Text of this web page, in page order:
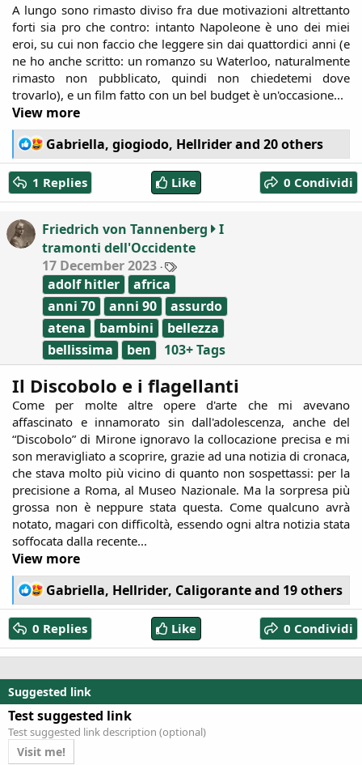
A lungo sono rimasto diviso fra due motivazioni altrettanto
forti sia pro che contro: intanto Napoleone è uno dei miei
eroi, su cui non faccio che leggere sin dai quattordici anni (e
ne ho anche scritto: un romanzo su Waterloo, naturalmente
rimasto non pubblicato, quindi non chiedetemi dove
trovarlo), e un film fatto con un bel budget è un'occasione...​
View more
R
e
a
c
t
o
n
s
:
Gabriella, giogiodo, Hellriderand 20 others
1 Replies Like 0 Condividi
Friedrich von Tannenberg
I
tramonti dell'Occidente
17 December 2023
s
adolf hitler
africa
anni 70
anni 90
assurdo
atena
bambini
bellezza
bellissima
ben 103+ Tags
Il Discobolo e i flagellanti
Come per molte altre opere d'arte che mi avevano
affascinato e innamorato sin dall'adolescenza, anche del
“Discobolo” di Mirone ignoravo la collocazione precisa e mi
son meravigliato a scoprire, grazie ad una notizia di cronaca,
che stava molto più vicino di quanto non sospettassi: per la
precisione a Roma, al Museo Nazionale. Ma la sorpresa più
grossa non è neppure stata questa. Come qualcuno avrà
notato, magari con difficoltà, essendo ogni altra notizia stata
soffocata dalla recente...​
View more
R
e
a
c
t
o
n
s
Gabriella, Hellrider, Caligoranteand 19 others
0 Replies Like 0 Condividi
Suggested link
Test suggested link
Test suggested link description (optional)
Visit me!